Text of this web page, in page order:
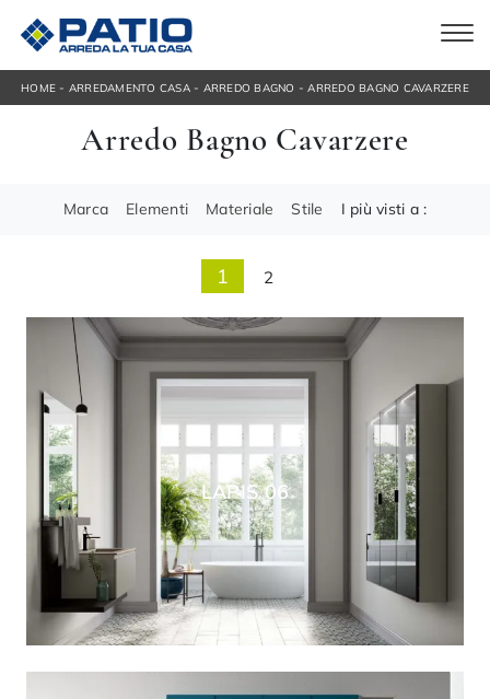
HOME - ARREDAMENTO CASA- ARREDO BAGNO -ARREDO BAGNO CAVARZERE
Arredo Bagno Cavarzere
Marca Elementi Materiale Stile I più visti a :
1 2
LAPIS 06